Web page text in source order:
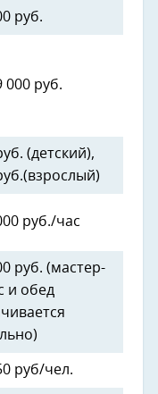
руб.
000 руб.
(детский),
руб./час
руб. (мастер-
и обед
руб/чел.